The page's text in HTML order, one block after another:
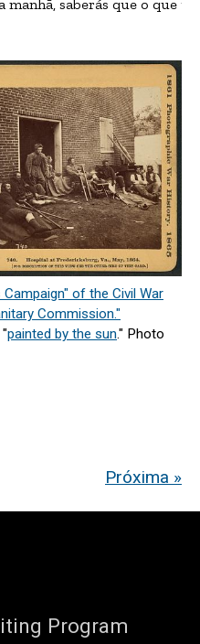
saberás que o que te
of the Civil War
Commission."
painted by the sun." Photo
Próxima »
Program